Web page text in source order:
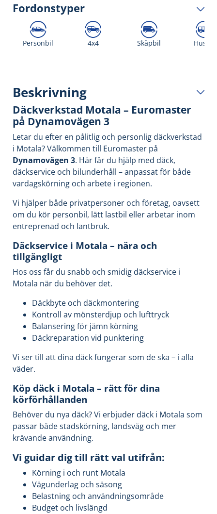
Fordonstyper
Personbil 4x4 Skåpbil Husbil
Beskrivning
Däckverkstad Motala – Euromaster
på Dynamovägen 3
Letar du efter en pålitlig och personlig däckverkstad
i Motala? Välkommen till Euromaster på
Dynamovägen 3. Här får du hjälp med däck,
däckservice och bilunderhåll – anpassat för både
vardagskörning och arbete i regionen.
Vi hjälper både privatpersoner och företag, oavsett
om du kör personbil, lätt lastbil eller arbetar inom
entreprenad och lantbruk.
Däckservice i Motala – nära och
tillgängligt
Hos oss får du snabb och smidig däckservice i
Motala när du behöver det.
Däckbyte och däckmontering
Kontroll av mönsterdjup och lufttryck
Balansering för jämn körning
Däckreparation vid punktering
Vi ser till att dina däck fungerar som de ska – i alla
väder.
Köp däck i Motala – rätt för dina
körförhållanden
Behöver du nya däck? Vi erbjuder däck i Motala som
passar både stadskörning, landsväg och mer
krävande användning.
Vi guidar dig till rätt val utifrån:
Körning i och runt Motala
Vägunderlag och säsong
Belastning och användningsområde
Budget och livslängd